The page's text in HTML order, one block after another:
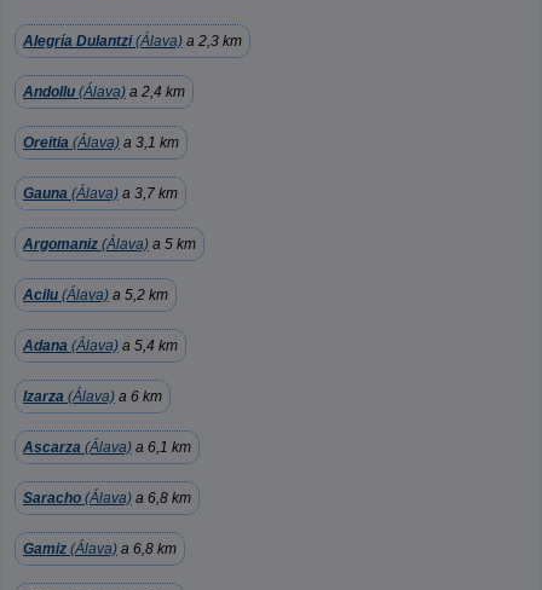
Alegría Dulantzi(Álava) a 2,3 km
Andollu (Álava) a 2,4 km
Oreitia (Álava) a 3,1 km
Gauna (Álava) a 3,7 km
Argomaniz (Álava) a 5 km
Acilu (Álava) a 5,2 km
Adana (Álava) a 5,4 km
Izarza (Álava) a 6 km
Ascarza (Álava) a 6,1 km
Saracho (Álava) a 6,8 km
Gamiz (Álava) a 6,8 km